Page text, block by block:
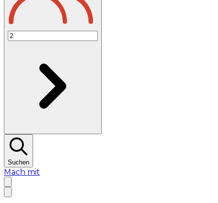
Suchen
Mach mit